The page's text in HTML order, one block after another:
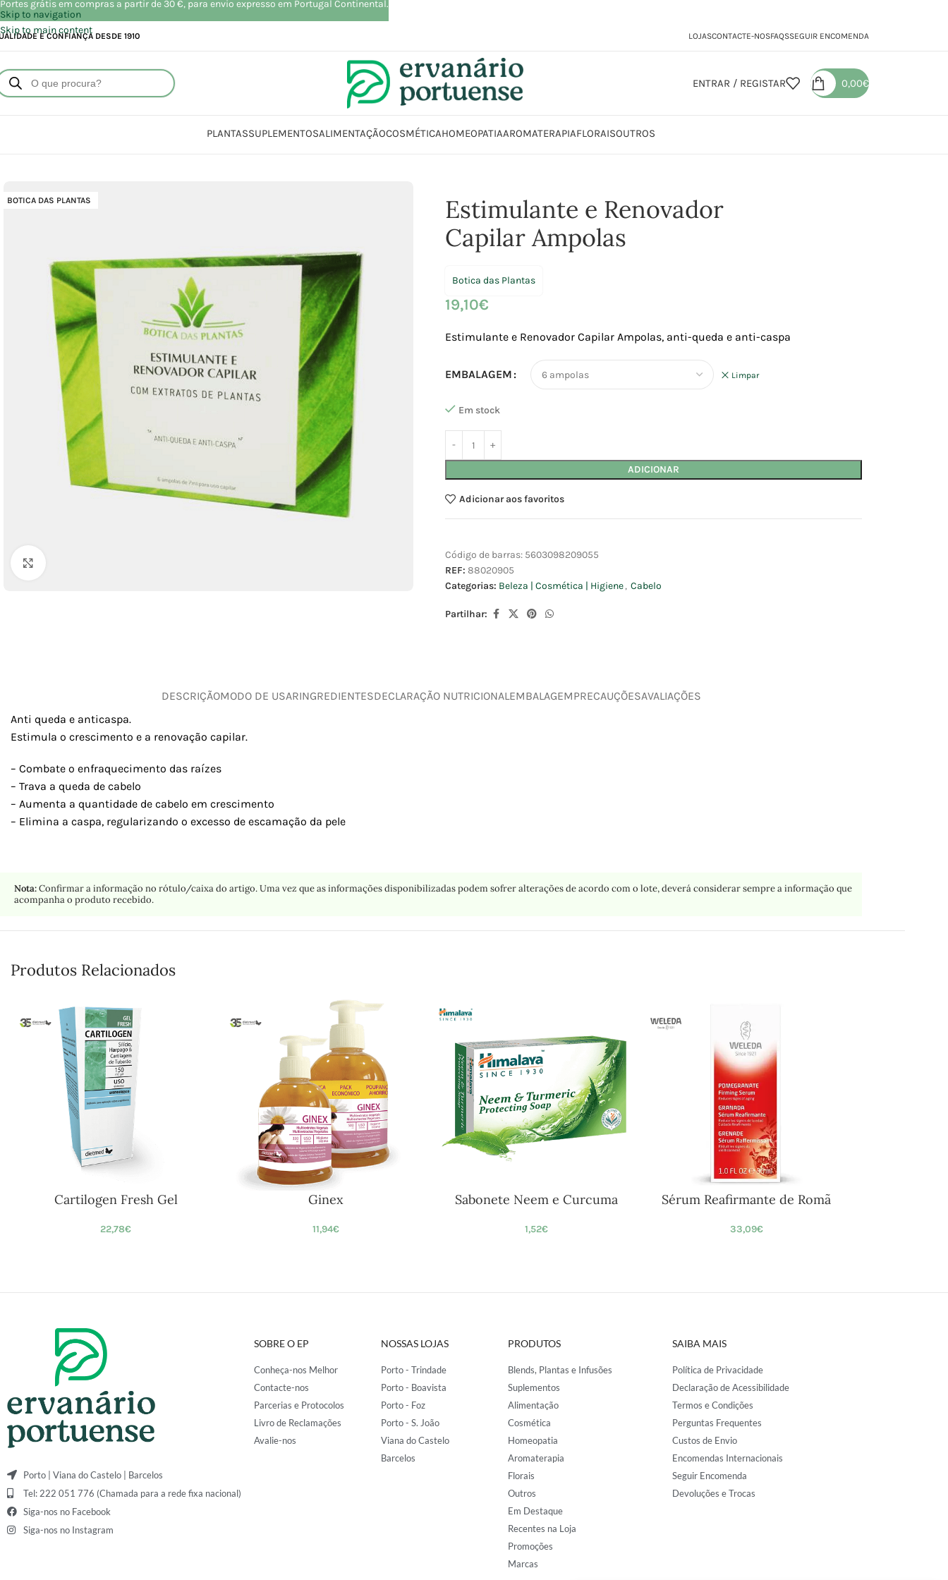
Skip to navigation
Skip to main content
E CONFIANÇA DESDE 1910 LOJASCONTACTE-NOSFAQSSEGUIR ENCOMENDA
ENTRAR / REGISTAR 0,00€
PLANTASSUPLEMENTOSALIMENTAÇÃOCOSMÉTICAHOMEOPATIAAROMATERAPIAFLORAISOUTROS
BOTICA DAS PLANTAS
Estimulante e Renovador
Capilar Ampolas
Botica das Plantas
19,10€
Estimulante e Renovador Capilar Ampolas, anti-queda e anti-caspa
EMBALAGEM Limpar
Em stock
ADICIONAR
Adicionar aos favoritos
Código de barras: 5603098209055
REF: 88020905
Categorias: Beleza | Cosmética | Higiene, Cabelo
Partilhar:
DESCRIÇÃOMODO DE USARINGREDIENTESDECLARAÇÃO NUTRICIONAL EMBALAGEMPRECAUÇÕESAVALIAÇÕES
Anti queda e anticaspa.
Estimula o crescimento e a renovação capilar.
– Combate o enfraquecimento das raízes
– Trava a queda de cabelo
– Aumenta a quantidade de cabelo em crescimento
– Elimina a caspa, regularizando o excesso de escamação da pele
Nota:Confirmar a informação no rótulo/caixa do artigo. Uma vez que as informações disponibilizadas podem sofrer alterações de acordo com o lote, deverá considerar sempre a informação que
acompanha o produto recebido.
Produtos Relacionados
Cartilogen Fresh Gel
22,78€
Ginex
11,94€
Sabonete Neem e Curcuma
1,52€
Sérum Reafirmante de Romã
33,09€
Porto | Viana do Castelo | Barcelos
Tel: 222 051 776 (Chamada para a rede fixa nacional)
Siga-nos no Facebook
Siga-nos no Instagram
SOBRE O EP
Conheça-nos Melhor
Contacte-nos
Parcerias e Protocolos
Livro de Reclamações
Avalie-nos
NOSSAS LOJAS
Porto - Trindade
Porto - Boavista
Porto - Foz
Porto - S. João
Viana do Castelo
Barcelos
PRODUTOS
Blends, Plantas e Infusões
Suplementos
Alimentação
Cosmética
Homeopatia
Aromaterapia
Florais
Outros
Em Destaque
Recentes na Loja
Promoções
Marcas
SAIBA MAIS
Política de Privacidade
Declaração de Acessibilidade
Termos e Condições
Perguntas Frequentes
Custos de Envio
Encomendas Internacionais
Seguir Encomenda
Devoluções e Trocas
Portes grátis em compras a partir de 30 €, para envio expresso em Portugal Continental.